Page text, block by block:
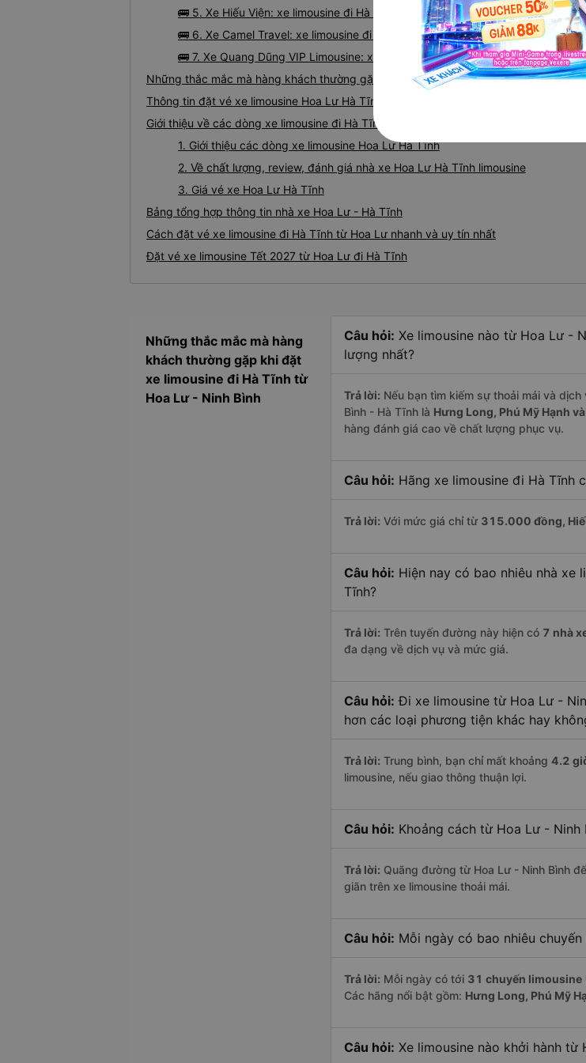
🚌 5. Xe Hiếu Viện: xe limousine đi Hà Tĩnh từ Hoa Lư được đánh giá cao
🚌 6. Xe Camel Travel: xe limousine đi Hà Tĩnh từ Hoa Lư uy tín
🚌 7. Xe Quang Dũng VIP Limousine: xe limousine đi Hà Tĩnh từ Hoa Lư chất
Những thắc mắc mà hàng khách thường gặp khi đặt xe limousine đi Hoa Lư từ Hà
Thông tin đặt vé xe limousine Hoa Lư Hà Tĩnh của các nhà xe
Giới thiệu về các dòng xe limousine đi Hà Tĩnh từ Hoa Lư
1. Giới thiệu các dòng xe limousine Hoa Lư Hà Tĩnh
2. Về chất lượng, review, đánh giá nhà xe Hoa Lư Hà Tĩnh limousine
3. Giá vé xe Hoa Lư Hà Tĩnh
Bảng tổng hợp thông tin nhà xe Hoa Lư - Hà Tĩnh
Cách đặt vé xe limousine đi Hà Tĩnh từ Hoa Lư nhanh và uy tín nhất
Đặt vé xe limousine Tết 2027 từ Hoa Lư đi Hà Tĩnh
Những thắc mắc mà hàng
khách thường gặp khi đặt
xe limousine đi Hà Tĩnh từ
Hoa Lư - Ninh Bình
Câu hỏi: Xe limousine nào từ Hoa Lư -
lượng nhất?
Trả lời: Nếu bạn tìm kiếm sự thoải mái và
Bình - Hà Tĩnh là Hưng Long, Phú Mỹ Hạnh và
hàng đánh giá cao về chất lượng phục vụ.
Câu hỏi: Hãng xe limousine đi Hà Tĩnh
Trả lời: Với mức giá chỉ từ 315.000 đồng,
Câu hỏi: Hiện nay có bao nhiêu nhà xe
Tĩnh?
Trả lời: Trên tuyến đường này hiện có 7 nhà
đa dạng về dịch vụ và mức giá.
Câu hỏi: Đi xe limousine từ Hoa Lư -
hơn các loại phương tiện khác hay
Trả lời: Trung bình, bạn chỉ mất khoảng 4.2
limousine, nếu giao thông thuận lợi.
Câu hỏi: Khoảng cách từ Hoa Lư -
Trả lời: Quãng đường từ Hoa Lư - Ninh Bình
giãn trên xe limousine thoải mái.
Câu hỏi: Mỗi ngày có bao nhiêu
Trả lời: Mỗi ngày có tới 31 chuyến limousine
Các hãng nổi bật gồm: Hưng Long, Phú Mỹ
Câu hỏi: Xe limousine nào khởi hành từ